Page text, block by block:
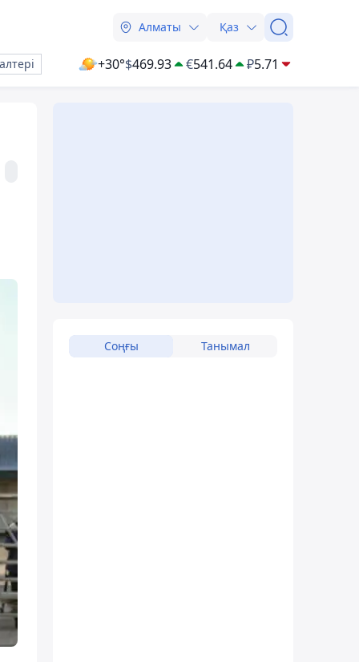
Алматы Қаз
+30°$469.93 €541.64 ₽5.71
Соңғы Танымал